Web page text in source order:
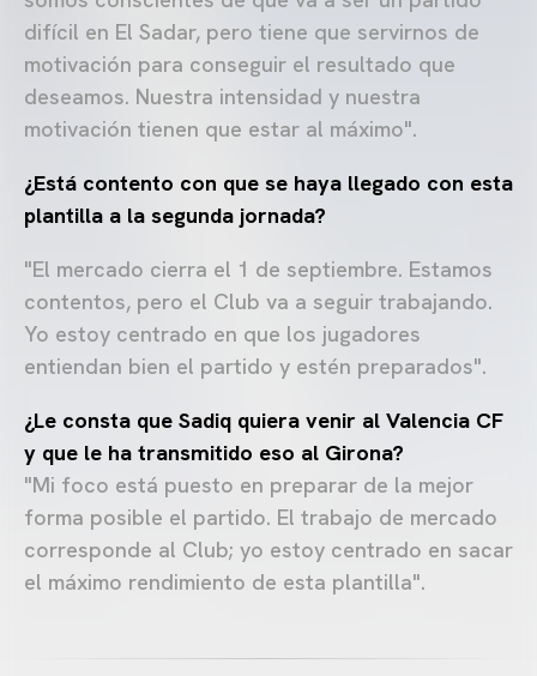
difícil en El Sadar, pero tiene que servirnos de
motivación para conseguir el resultado que
deseamos. Nuestra intensidad y nuestra
motivación tienen que estar al máximo".
¿Está contento con que se haya llegado con esta
plantilla a la segunda jornada?
"El mercado cierra el 1 de septiembre. Estamos
contentos, pero el Club va a seguir trabajando.
Yo estoy centrado en que los jugadores
entiendan bien el partido y estén preparados".
¿Le consta que Sadiq quiera venir al Valencia CF
y que le ha transmitido eso al Girona?
"Mi foco está puesto en preparar de la mejor
forma posible el partido. El trabajo de mercado
corresponde al Club; yo estoy centrado en sacar
el máximo rendimiento de esta plantilla".